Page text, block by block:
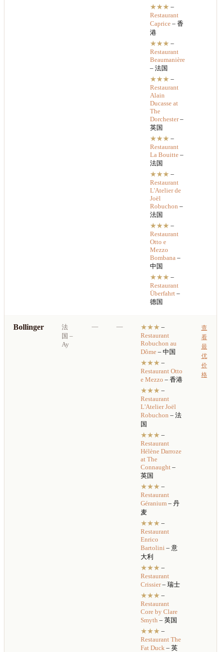
★★★ –
Restaurant
Caprice – 香
港
★★★ –
Restaurant
Beaumanière
– 法国
★★★ –
Restaurant
Alain
Ducasse at
The
Dorchester–
英国
★★★ –
Restaurant
La Bouitte –
法国
★★★ –
Restaurant
L'Atelier de
Joël
Robuchon –
法国
★★★ –
Restaurant
Otto e
Mezzo
Bombana –
中国
★★★ –
Restaurant
Überfahrt –
德国
Bollinger
法
国 –
Ay
— — ★★★ –
Restaurant
Robuchon au
Dôme– 中国
★★★ –
Restaurant Otto
e Mezzo – 香港
★★★ –
Restaurant
L'Atelier Joël
Robuchon – 法
国
★★★ –
Restaurant
Hélène Darroze
at The
Connaught–
英国
★★★ –
Restaurant
Géranium– 丹
麦
★★★ –
Restaurant
Enrico
Bartolini – 意
大利
★★★ –
Restaurant
Crissier– 瑞士
★★★ –
Restaurant
Core by Clare
Smyth – 英国
★★★ –
Restaurant The
Fat Duck – 英
查
看
最
优
价
格